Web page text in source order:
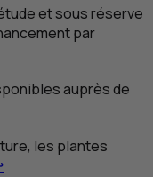
et sous réserve
par
au renvoi 2
auprès de
les plantes
Retour au renvoi 4